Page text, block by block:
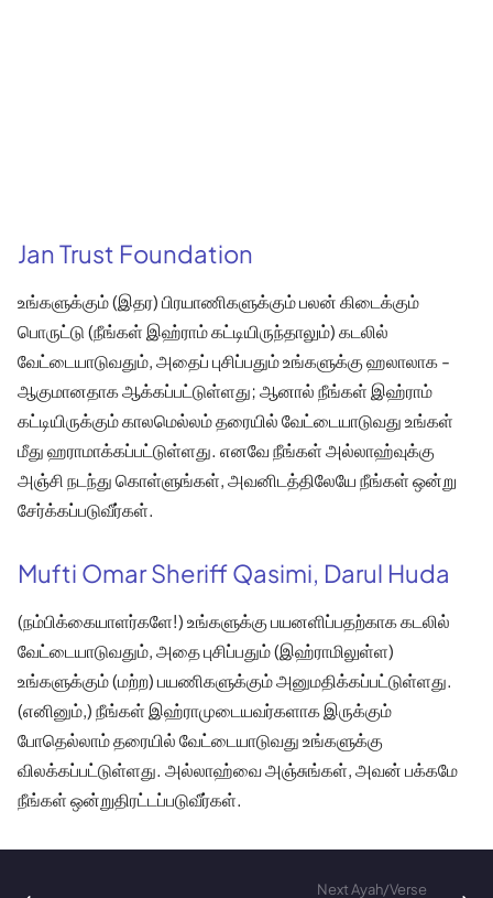
Jan Trust Foundation
உங்களுக்கும் (இதர) பிரயாணிகளுக்கும் பலன் கிடைக்கும்
பொருட்டு (நீங்கள் இஹ்ராம் கட்டியிருந்தாலும்) கடலில்
வேட்டையாடுவதும், அதைப் புசிப்பதும் உங்களுக்கு ஹலாலாக -
ஆகுமானதாக ஆக்கப்பட்டுள்ளது; ஆனால் நீங்கள் இஹ்ராம்
கட்டியிருக்கும் காலமெல்லம் தரையில் வேட்டையாடுவது உங்கள்
மீது ஹராமாக்கப்பட்டுள்ளது. எனவே நீங்கள் அல்லாஹ்வுக்கு
அஞ்சி நடந்து கொள்ளுங்கள், அவனிடத்திலேயே நீங்கள் ஒன்று
சேர்க்கப்படுவீர்கள்.
Mufti Omar Sheriff Qasimi, Darul Huda
(நம்பிக்கையாளர்களே!) உங்களுக்கு பயனளிப்பதற்காக கடலில்
வேட்டையாடுவதும், அதை புசிப்பதும் (இஹ்ராமிலுள்ள)
உங்களுக்கும் (மற்ற) பயணிகளுக்கும் அனுமதிக்கப்பட்டுள்ளது.
(எனினும்,) நீங்கள் இஹ்ராமுடையவர்களாக இருக்கும்
போதெல்லாம் தரையில் வேட்டையாடுவது உங்களுக்கு
விலக்கப்பட்டுள்ளது. அல்லாஹ்வை அஞ்சுங்கள், அவன் பக்கமே
நீங்கள் ஒன்றுதிரட்டப்படுவீர்கள்.
Next Ayah/Verse